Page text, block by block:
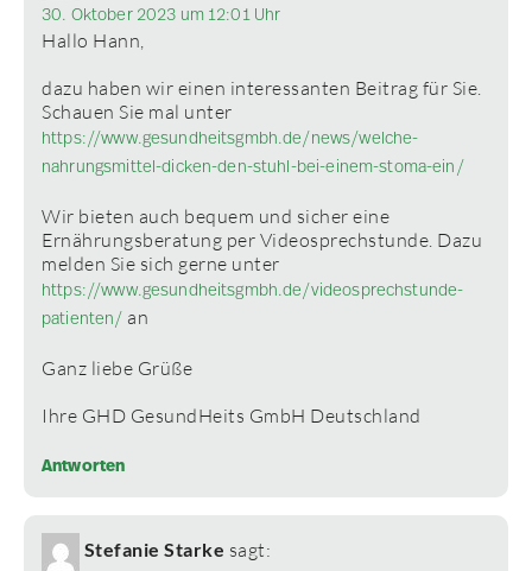
30. Oktober 2023 um 12:01 Uhr
Hallo Hann,
dazu haben wir einen interessanten Beitrag für Sie.
Schauen Sie mal unter
https://www.gesundheitsgmbh.de/news/welche-
nahrungsmittel-dicken-den-stuhl-bei-einem-stoma-ein/
Wir bieten auch bequem und sicher eine
Ernährungsberatung per Videosprechstunde. Dazu
melden Sie sich gerne unter
https://www.gesundheitsgmbh.de/videosprechstunde-
patienten/ an
Ganz liebe Grüße
Ihre GHD GesundHeits GmbH Deutschland
Antworten
Stefanie Starke sagt: